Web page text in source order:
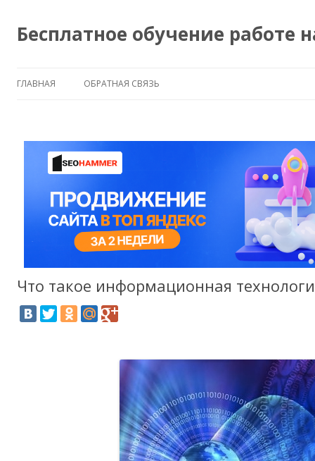
Бесплатное обучение работе
ГЛАВНАЯ ОБРАТНАЯ СВЯЗЬ
Что такое информационная